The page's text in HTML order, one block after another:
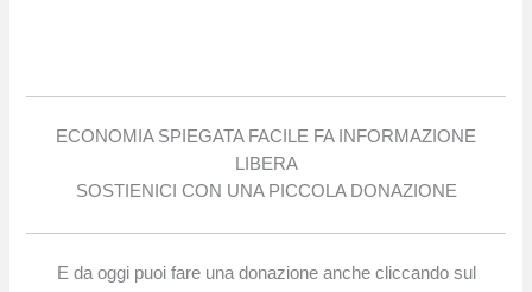
ECONOMIA SPIEGATA FACILE FA INFORMAZIONE
LIBERA
SOSTIENICI CON UNA PICCOLA DONAZIONE
E da oggi puoi fare una donazione anche cliccando sul